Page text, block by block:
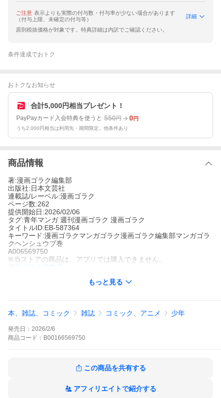
ご注意 表示よりも実際の付与数・付与率が少ない場合があります
（付与上限、未確定の付与等）
詳細
原則税抜価格が対象です。特典詳細は内訳でご確認ください。
条件達成でおトク
おトクなお知らせ
合計5,000円相当プレゼント！
PayPayカード入会特典を使うと 550円 0円
うち2,000円相当は利用先・期間限定。他条件あり
商品情報
著:漫画ゴラク編集部
出版社:日本文芸社
連載誌/レーベル:漫画ゴラク
ページ数:262
提供開始日:2026/02/06
タグ:青年マンガ 週刊漫画ゴラク 漫画ゴラク
タイトルID:EB-587364
キーワード:漫画ゴラクマンガゴラク漫画ゴラク編集部マンガゴラ
クヘンシュウブ巻
A006569750
※当ストアの商品は、アプリでは購入できません。
コミック『漫画家、猟師になる』、衝撃ホラーオムニバス『献』
王寺大+渡辺みちお ●『警部補ダイマジン』リチャード・ウー+コ
ウノコウジ ●『秘匿夫婦〜クピドの悪戯〜』北崎拓 ●『〜銀牙伝
た。』でも ●『漫画家、猟師になる』前田治郎 ●『酒のほそ道』ラ
し ●『夜本沙津子の幸福論』城山好孝 ●『洞窟人間』岡田卓也●
『江戸前の旬』九十九森+さとう輝 *「週刊漫画ゴラク」デジタル
もっと見る
本、雑誌、コミック 雑誌 コミック、アニメ 少年
発売日： 2026/2/6
商品 コード： B00166569750
この商品を共有する
アフィリエイトで紹介する